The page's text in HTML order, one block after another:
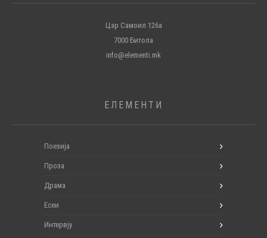
Цар Самоил 126а
7000 Битола
info@elementi.mk
ЕЛЕМЕНТИ
Поезија
Проза
Драма
Есеи
Интервју